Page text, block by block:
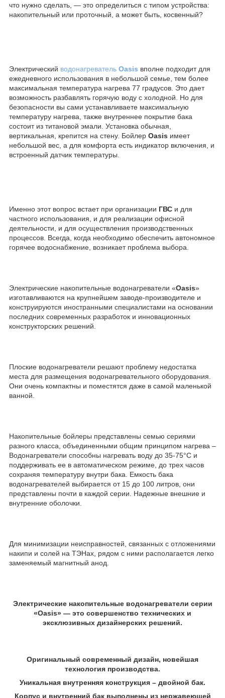
что нужно сделать, — это определиться с типом устройства:
накопительный или проточный, а может быть, косвенный?
Электрический водонагреватель Oasis вполне подходит для
ежедневного использования в небольшой семье, тем более
максимальная температура нагрева 77 градусов. Это дает
возможность разбавлять горячую воду с холодной. Но для
безопасности вы сами устанавливаете максимальную
температуру нагрева, также внутреннее покрытие бака
состоит из титановой эмали. Установка обычная,
вертикальная, крепится на стену. Бойлер Oasis имеет
небольшой вес, а для комфорта есть индикатор включения, и
встроенный датчик температуры.
Именно этот вопрос встает при организации ГВС и для
частного использования, и для реализации офисной
деятельности, и для осуществления производственных
процессов. Всегда, когда необходимо обеспечить автономное
горячее водоснабжение, возникает проблема выбора.
Электрические накопительные водонагреватели «Oasis»
изготавливаются на крупнейшем заводе-производителе и
конструируются иностранными специалистами на основании
последних современных разработок и инновационных
конструкторских решений.
Плоские водонагреватели решают проблему недостатка
места для размещения водонагревательного оборудования.
Они очень компактны и поместятся даже в самой маленькой
ванной.
Накопительные бойлеры представлены семью сериями
разного класса, объединенными общим принципом нагрева –
Водонагреватели способны нагревать воду до 35-75°С и
поддерживать ее в автоматическом режиме, до трех часов
сохраняя температуру внутри бака. Емкость бака
водонагревателей выбирается от 15 до 100 литров, они
представлены почти в каждой серии. Надежные внешние и
внутренние оболочки.
Для минимизации неисправностей, связанных с отложениями
накипи и солей на ТЭНах, рядом с ними располагается легко
заменяемый магнитный анод.
Электрические накопительные водонагреватели серии
«Oasis» — это совершенство технических и
эксклюзивных дизайнерских решений.
Оригинальный современный дизайн, новейшая
технология производства.
Уникальная внутренняя конструкция – двойной бак.
Корпус и внутренний бак выполнены из нержавеющей